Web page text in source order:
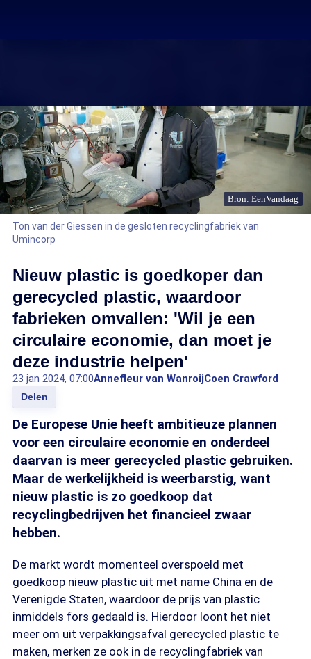
Bron: EenVandaag
Ton van der Giessen in de gesloten recyclingfabriek van
Umincorp
Nieuw plastic is goedkoper dan
gerecycled plastic, waardoor
fabrieken omvallen: 'Wil je een
circulaire economie, dan moet je
deze industrie helpen'
23 jan 2024, 07:00Annefleur van WanroijCoen Crawford
Delen
De Europese Unie heeft ambitieuze plannen
voor een circulaire economie en onderdeel
daarvan is meer gerecycled plastic gebruiken.
Maar de werkelijkheid is weerbarstig, want
nieuw plastic is zo goedkoop dat
recyclingbedrijven het financieel zwaar
hebben.
De markt wordt momenteel overspoeld met
goedkoop nieuw plastic uit met name China en de
Verenigde Staten, waardoor de prijs van plastic
inmiddels fors gedaald is. Hierdoor loont het niet
meer om uit verpakkingsafval gerecycled plastic te
maken, merken ze ook in de recyclingfabriek van